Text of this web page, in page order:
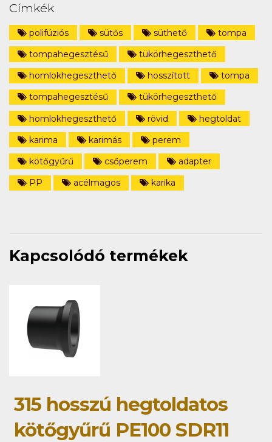
Címkék
polifúziós sütős süthető
tompa
tompahegesztésű
tükörhegeszthető
homlokhegeszthető
hosszított
tompa
tompahegesztésű
tükörhegeszthető
homlokhegeszthető
rövid
hegtoldat
karima
karimás
perem
kötőgyűrű
csőperem
adapter
PP
acélmagos karika
Kapcsolódó termékek
315 hosszú hegtoldatos
kötőgyűrű PE100 SDR11